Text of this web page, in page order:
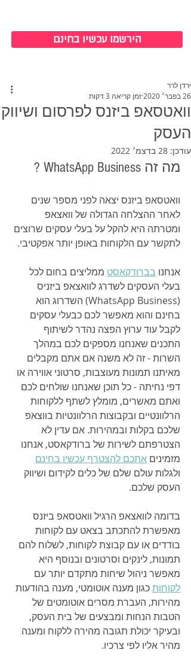
הירשמו עכשיו בחינם
וואטסאפ ביזנס לפרסום ושיווק
העסק
ירדן לרר
26 בפבר׳ 2020
זמן קריאה 3 דקות
עודכן: 28 בדצמ׳ 2022
מה זה WhatsApp Business ?
וואטסאפ ביזנס יצאה לפני מספר שנים
לאחר ההצלחה הגדולה של וואצאפ
ומטרתה היא להקל על בעלי עסקים שרוצים
לתקשר עם הלקוחות באופן יותר אפקטיבי.
אנחנו בברודקאסט ממליצים בחום לכל
בעלי העסקים לשדרג לוואצאפ ביזניס
(WhatsApp Business) השדרוג הוא
בחינם והוא מאפשר לכם כבעלי עסקים
לקבל עוד ערוץ הפצה נהדר לשיתוף
התכנים שאנחנו מספקים לכם במהלך
השרות - זה לא משנה אם אתם מקבלים
מאיתנו תמונות מעוצבות, סרטוני אווירה או
דפי נחיתה - כל תוכן שאנחנו שולחים לכם
ואתם מאשרים, מומלץ לשתף ללקוחות
הרלוונטיים ובקבוצות הרלוונטיות בווצאפ
שלכם בקלות ובמהירות. אם עדין לא
הצטרפתם לשירות של ברודקאסט, אנחנו
מזמינים אתכם להצטרף עכשיו בחינם
ולגלות עולם שלם של כלים לקידום ושיווק
העסק שלכם.
בדומה לוואצאפ הרגיל וואטסאפ ביזנס
מאפשרת להתכתב בצאט עם לקוחות
בודדים או עם קבוצת לקוחות, לשלוח להם
תמונות, לינקים וסרטונים ובנוסף היא
מאפשר ניהול שיחות מתקדם יותר עם
לקוחות כגון מענה אוטומטי, מענה בהודעות
מהירות, העברת מסרים אוטומטים של
הטבות הנחות ומבצעים של בית העסק,
ובעיקר יכולת תגובה מהירה ללקוח ומענה
מהיר אליו לפי צרכיו.